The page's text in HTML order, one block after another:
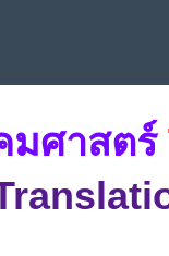
มศาสตร์